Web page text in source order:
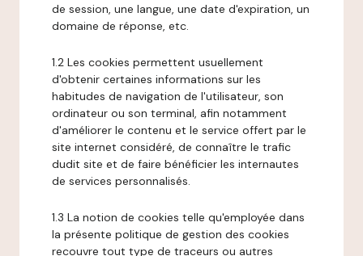
de session, une langue, une date d'expiration, un
domaine de réponse, etc.
1.2 Les cookies permettent usuellement
d'obtenir certaines informations sur les
habitudes de navigation de l'utilisateur, son
ordinateur ou son terminal, afin notamment
d'améliorer le contenu et le service offert par le
site internet considéré, de connaître le trafic
dudit site et de faire bénéficier les internautes
de services personnalisés.
1.3 La notion de cookies telle qu'employée dans
la présente politique de gestion des cookies
recouvre tout type de traceurs ou autres